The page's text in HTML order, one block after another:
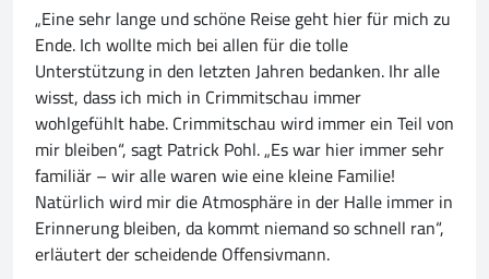
„Eine sehr lange und schöne Reise geht hier für mich zu
Ende. Ich wollte mich bei allen für die tolle
Unterstützung in den letzten Jahren bedanken. Ihr alle
wisst, dass ich mich in Crimmitschau immer
wohlgefühlt habe. Crimmitschau wird immer ein Teil von
mir bleiben“, sagt Patrick Pohl. „Es war hier immer sehr
familiär – wir alle waren wie eine kleine Familie!
Natürlich wird mir die Atmosphäre in der Halle immer in
Erinnerung bleiben, da kommt niemand so schnell ran“,
erläutert der scheidende Offensivmann.